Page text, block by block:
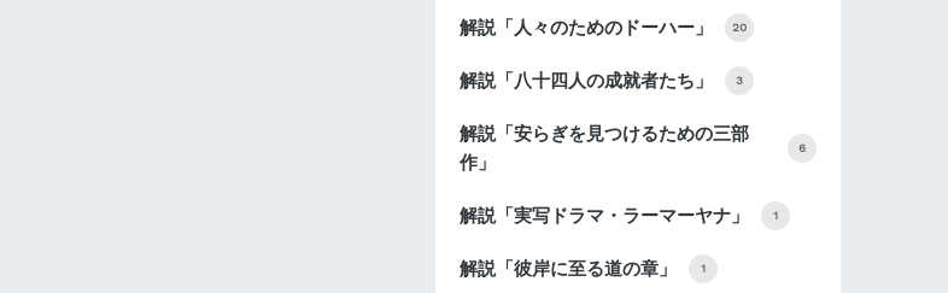
解説「人々のためのドーハー」 20
解説「八十四人の成就者たち」 3
解説「安らぎを見つけるための三部
作」
6
解説「実写ドラマ・ラーマーヤナ」 1
解説「彼岸に至る道の章」 1